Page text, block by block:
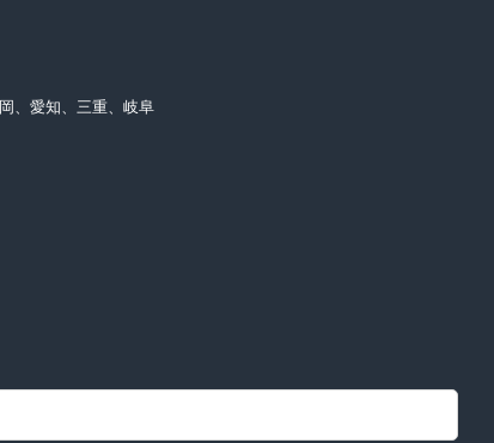
、愛知、三重、岐阜